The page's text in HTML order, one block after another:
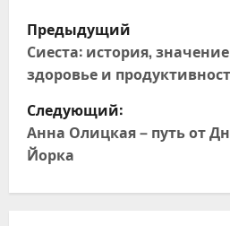
Н
а
в
и
г
Предыдущий
Сиеста: история,
здоровье и
Следующий:
Анна Олицкая – путь от
Йорка